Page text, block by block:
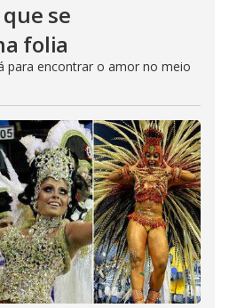
se
folia
para encontrar o amor no meio